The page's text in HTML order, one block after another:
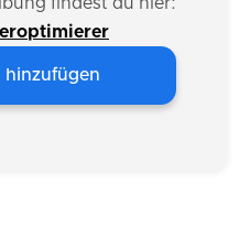
findest du hier:
hinzufügen